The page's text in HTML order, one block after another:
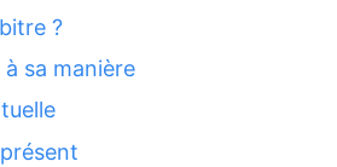
?
à sa manière